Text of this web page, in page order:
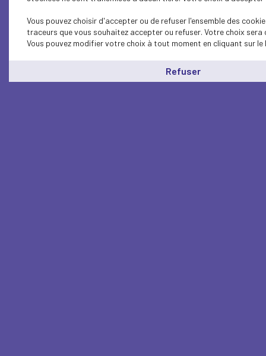
Vous pouvez choisir d'accepter ou de refuser l'ensemble des
traceurs que vous souhaitez accepter ou refuser. Votre choix
Vous pouvez modifier votre choix à tout moment en cliquant sur le
Refuser